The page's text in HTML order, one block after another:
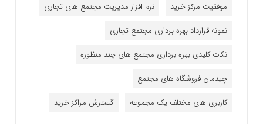
موفقیت مرکز خرید
نرم افزار مدیریت مجتمع های تجاری
نمونه قرارداد بهره برداری مجتمع تجاری
نکات کلیدی بهره برداری مجتمع های چند منظوره
چیدمان فروشگاه های مجتمع
کاربری های مختلف یک مجموعه
گسترش مراکز خرید